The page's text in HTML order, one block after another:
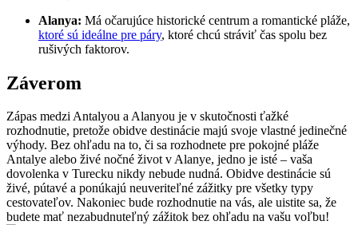
Alanya: Má očarujúce historické centrum a romantické pláže,
ktoré sú ideálne pre páry, ktoré chcú stráviť čas spolu bez
rušivých faktorov.
Záverom
Zápas medzi Antalyou a Alanyou je v skutočnosti ťažké
rozhodnutie, pretože obidve destinácie majú svoje vlastné jedinečné
výhody. Bez ohľadu na to, či sa rozhodnete pre pokojné pláže
Antalye alebo živé nočné život v Alanye, jedno je isté – vaša
dovolenka v Turecku nikdy nebude nudná. Obidve destinácie sú
živé, pútavé a ponúkajú neuveriteľné zážitky pre všetky typy
cestovateľov. Nakoniec bude rozhodnutie na vás, ale uistite sa, že
budete mať nezabudnuteľný zážitok bez ohľadu na vašu voľbu!